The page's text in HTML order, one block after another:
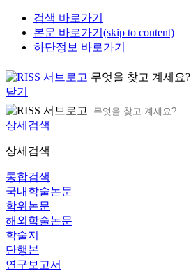
검색 바로가기
본문 바로가기(skip to content)
하단정보 바로가기
무엇을 찾고 계세요?
닫기
상세검색
상세검색
통합검색
국내학술논문
학위논문
해외학술논문
학술지
단행본
연구보고서